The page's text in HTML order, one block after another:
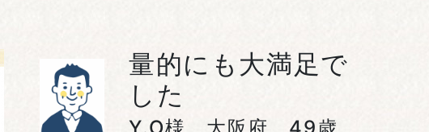
量的にも大満足で
した